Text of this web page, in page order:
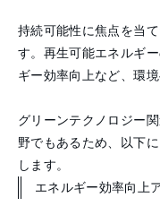
持続可能性に焦点を当
す。再生可能エネルギ
ギー効率向上など、環
グリーンテクノロジー
野でもあるため、以下
します。
エネルギー効率向上